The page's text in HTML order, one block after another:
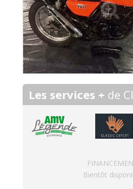
Les services + de
Bientôt